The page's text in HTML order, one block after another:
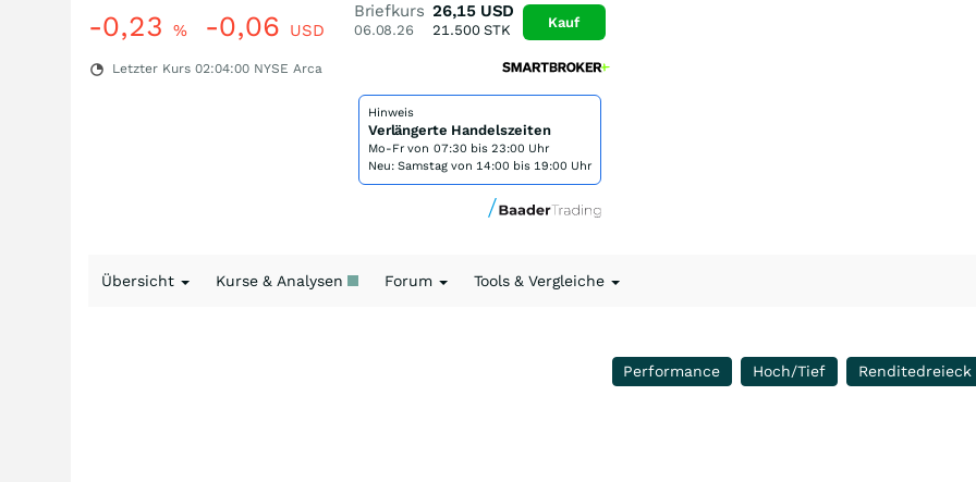
-0,23 % -0,06 USD
Letzter Kurs 02:04:00 NYSE Arca
Briefkurs
06.08.26
26,15 USD
21.500STK Kauf
Hinweis
Verlängerte Handelszeiten
Mo-Fr von 07:30 bis 23:00 Uhr
Neu: Samstag von 14:00 bis 19:00 Uhr
Übersicht Kurse & Analysen Forum Tools & Vergleiche
Performance Hoch/Tief Renditedreieck